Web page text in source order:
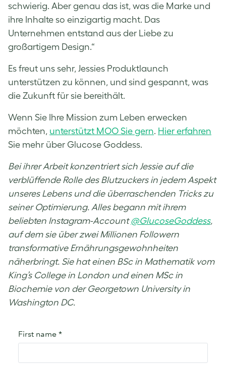
schwierig. Aber genau das ist, was die Marke und
ihre Inhalte so einzigartig macht. Das
Unternehmen entstand aus der Liebe zu
großartigem Design.“
Es freut uns sehr, Jessies Produktlaunch
unterstützen zu können, und sind gespannt, was
die Zukunft für sie bereithält.
Wenn Sie Ihre Mission zum Leben erwecken
möchten, unterstützt MOO Sie gern. Hier erfahren
Sie mehr über Glucose Goddess.
Bei ihrer Arbeit konzentriert sich Jessie auf die
verblüffende Rolle des Blutzuckers in jedem Aspekt
unseres Lebens und die überraschenden Tricks zu
seiner Optimierung. Alles begann mit ihrem
beliebten Instagram-Account@GlucoseGoddess,
auf dem sie über zwei Millionen Followern
transformative Ernährungsgewohnheiten
näherbringt. Sie hat einen BSc in Mathematik vom
King’s College in London und einen MSc in
Biochemie von der Georgetown University in
Washington DC.